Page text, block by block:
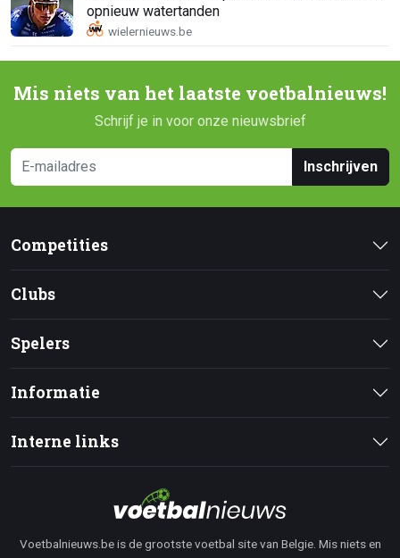
opnieuw watertanden
Mis niets van het laatste voetbalnieuws!
Schrijf je in voor onze nieuwsbrief
Inschrijven
Competities
Clubs
Spelers
Informatie
Interne links
Voetbalnieuws.be is de grootste voetbal site van Belgie. Mis niets en